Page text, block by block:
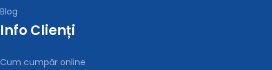
Blog
Info Clienți
Cum cumpăr online